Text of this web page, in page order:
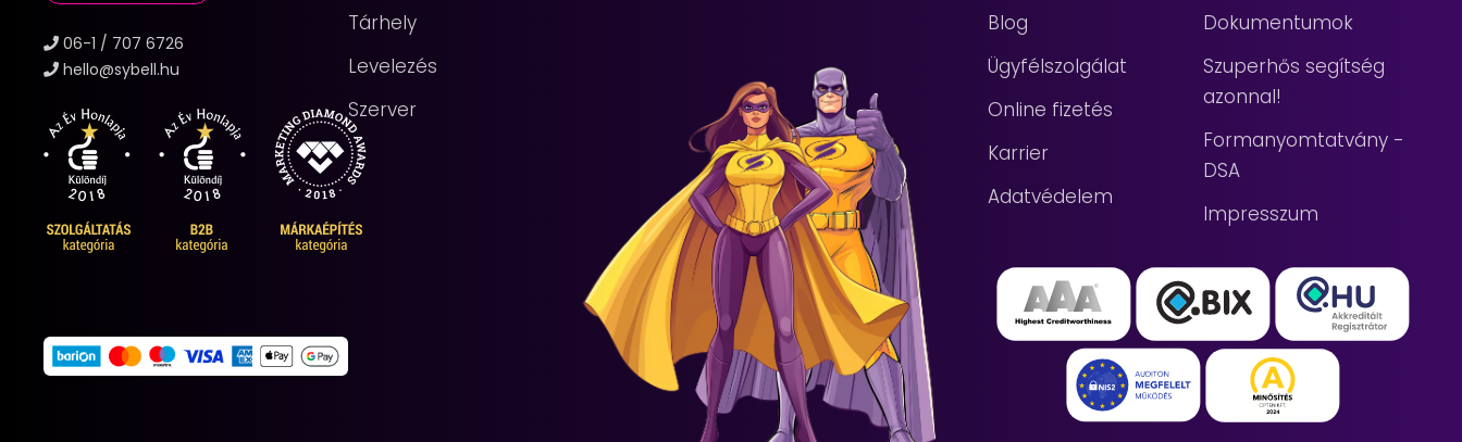
06-1 / 707 6726
hello@sybell.hu
Tárhely
Levelezés
Szerver
Blog
Ügyfélszolgálat
Online fizetés
Karrier
Adatvédelem
Dokumentumok
Szuperhős segítség
azonnal!
Formanyomtatvány -
DSA
Impresszum